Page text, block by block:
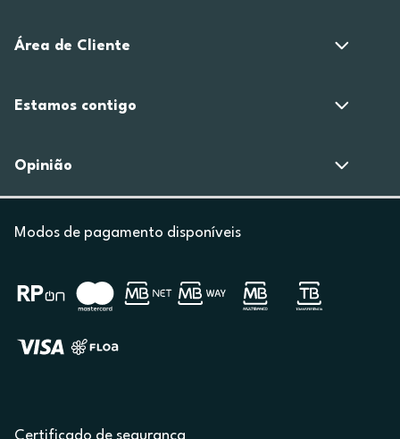
Área de Cliente
Estamos contigo
Opinião
Modos de pagamento disponíveis
Certificado de segurança